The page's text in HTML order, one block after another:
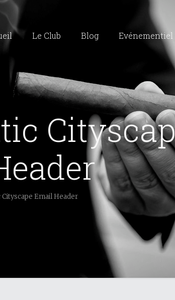
Le Club Blog Evénementiel
Email Header